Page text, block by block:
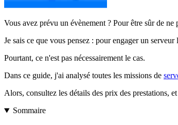
Vous avez prévu un évènement ? Pour être sûr de
Je sais ce que vous pensez : pour engager un
Pourtant, ce n'est pas nécessairement le cas.
Dans ce guide, j'ai analysé toutes les missions de
Alors, consultez les détails des prix des prestations,
Sommaire